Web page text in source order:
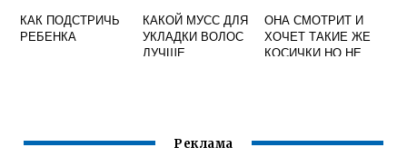
КАК ПОДСТРИЧЬ
РЕБЕНКА
КАКОЙ МУСС ДЛЯ
УКЛАДКИ ВОЛОС
ЛУЧШЕ
ОНА СМОТРИТ И
ХОЧЕТ ТАКИЕ ЖЕ
КОСИЧКИ НО НЕ
Реклама